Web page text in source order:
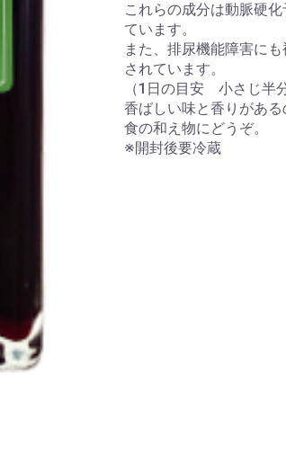
これらの成分は動脈硬
ています。
また、排尿機能障害に
されています。
（1日の目安 小さじ半分
香ばしい味と香りがあ
食の和え物にどうぞ。
※開封後要冷蔵